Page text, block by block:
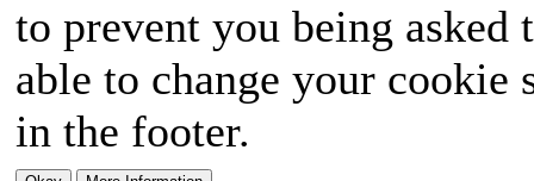
to prevent you being
able to change your
in the footer.